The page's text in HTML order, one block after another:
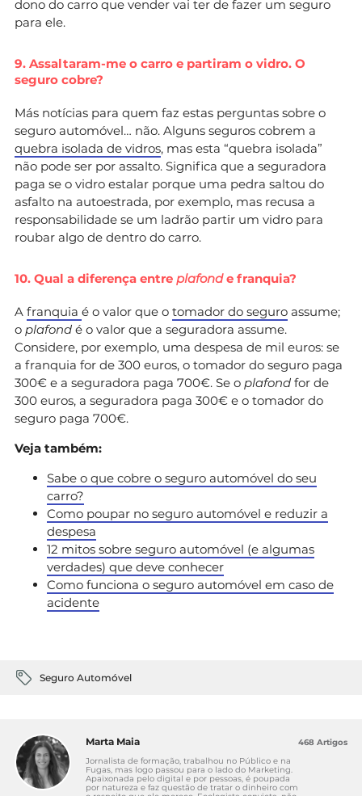
dono do carro que vender vai ter de fazer um seguro
para ele.
9. Assaltaram-me o carro e partiram o vidro. O
seguro cobre?
Más notícias para quem faz estas perguntas sobre o
seguro automóvel… não. Alguns seguros cobrem a
quebra isolada de vidros, mas esta “quebra isolada”
não pode ser por assalto. Significa que a seguradora
paga se o vidro estalar porque uma pedra saltou do
asfalto na autoestrada, por exemplo, mas recusa a
responsabilidade se um ladrão partir um vidro para
roubar algo de dentro do carro.
10. Qual a diferença entre plafonde franquia?
A franquia é o valor que o tomador do seguro assume;
o plafond é o valor que a seguradora assume.
Considere, por exemplo, uma despesa de mil euros: se
a franquia for de 300 euros, o tomador do seguro paga
300€ e a seguradora paga 700€. Se o plafond for de
300 euros, a seguradora paga 300€ e o tomador do
seguro paga 700€.
Veja também:
Sabe o que cobre o seguro automóvel do seu
carro?
Como poupar no seguro automóvel e reduzir a
despesa
12 mitos sobre seguro automóvel (e algumas
verdades) que deve conhecer
Como funciona o seguro automóvel em caso de
acidente
Seguro Automóvel
Marta Maia
Jornalista de formação, trabalhou no Público e na
Fugas, mas logo passou para o lado do Marketing.
Apaixonada pelo digital e por pessoas, é poupada
por natureza e faz questão de tratar o dinheiro com
468 Artigos